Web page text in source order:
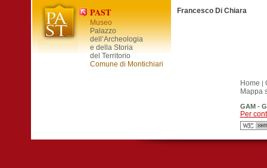
PAST
Museo
Palazzo
dell’Archeologia
e della Storia
del Territorio
Comune di Montichiari
Francesco Di Chiara
Home |
Mappa
GAM -
Per